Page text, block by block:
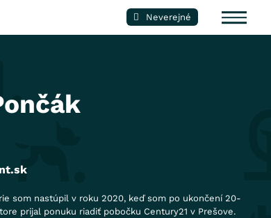
Neverejné
som nastúpil v roku 2020, keď som po ukončení 20-
prijal ponuku riadiť pobočku Century21 v Prešove.